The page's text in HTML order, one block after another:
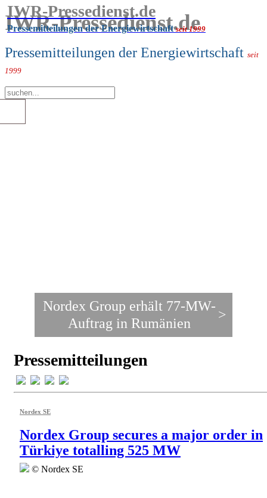
IWR-Pressedienst.de
Pressemitteilungen der Energiewirtschaft seit
1999
IWR-Pressedienst.de
Pressemitteilungen der Energiewirtschaftseit 1999
Nordex Group erhält 77-MW-
Auftrag in Rumänien
>
Pressemitteilungen
Nordex SE
Nordex Group secures a major order in
Türkiye totalling 525 MW
© Nordex SE